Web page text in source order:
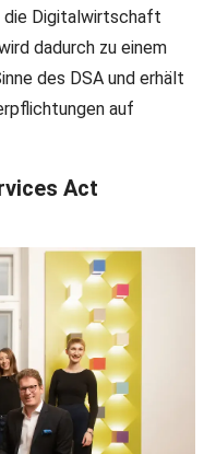
die Digitalwirtschaft
dadurch zu einem
des DSA und erhält
auf
Act